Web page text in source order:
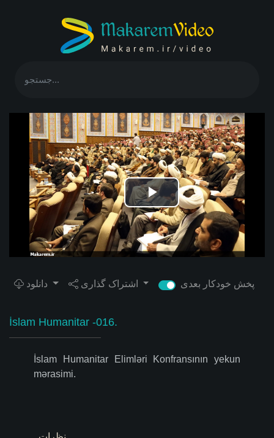
Play
Video
پخش خودکار بعدی
İslam Humanitar -016.
İslam Humanitar Elimləri Konfransının yekun
mərasimi.